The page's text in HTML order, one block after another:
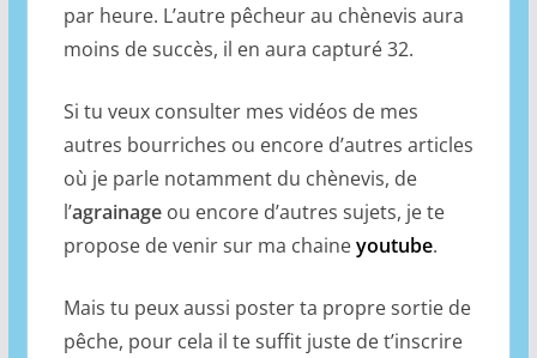
par heure. L’autre pêcheur au chènevis aura
moins de succès, il en aura capturé 32.
Si tu veux consulter mes vidéos de mes
autres bourriches ou encore d’autres articles
où je parle notamment du chènevis, de
l’agrainageou encore d’autres sujets, je te
propose de venir sur ma chaineyoutube.
Mais tu peux aussi poster ta propre sortie de
pêche, pour cela il te suffit juste de t’inscrire